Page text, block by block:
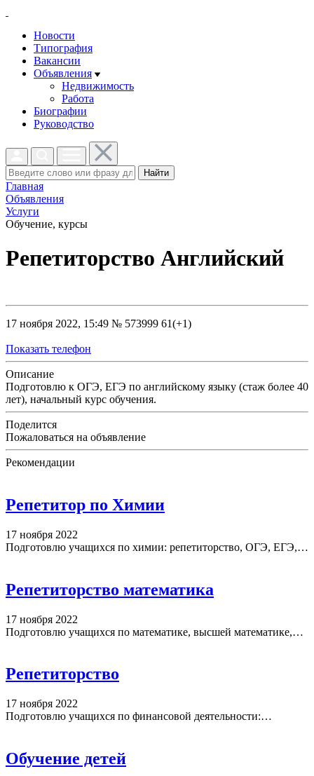
Новости
Типография
Вакансии
Объявления
Недвижимость
Работа
Биографии
Руководство
Найти
Главная
Объявления
Услуги
Обучение, курсы
Репетиторство Английский
17 ноября 2022, 15:49 № 573999 61(+1)
Показать телефон
Описание
Подготовлю к ОГЭ, ЕГЭ по английскому языку (стаж более 40
лет), начальный курс обучения.
Поделится
Пожаловаться на объявление
Рекомендации
Репетитор по Химии
17 ноября 2022
Подготовлю учащихся по химии: репетиторство, ОГЭ, ЕГЭ,…
Репетиторство математика
17 ноября 2022
Подготовлю учащихся по математике, высшей математике,…
Репетиторство
17 ноября 2022
Подготовлю учащихся по финансовой деятельности:…
Обучение детей